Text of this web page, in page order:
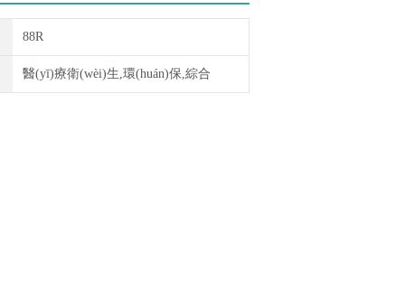
88R
醫(yī)療衛(wèi)生,環(huán)保,綜合